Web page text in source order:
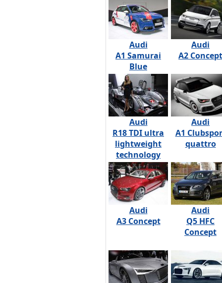
Audi
A1 Samurai
Blue
Audi
A2 Concept
Audi
R18 TDI ultra
lightweight
technology
Audi
A1
quattro
Audi
A3 Concept
Audi
Q5 HFC
Concept